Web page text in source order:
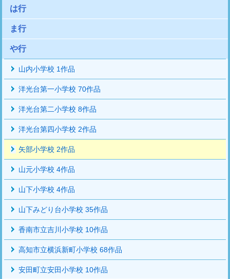
は行
ま行
や行
山内小学校 1作品
洋光台第一小学校 70作品
洋光台第二小学校 8作品
洋光台第四小学校 2作品
矢部小学校 2作品
山元小学校 4作品
山下小学校 4作品
山下みどり台小学校 35作品
香南市立吉川小学校 10作品
高知市立横浜新町小学校 68作品
安田町立安田小学校 10作品